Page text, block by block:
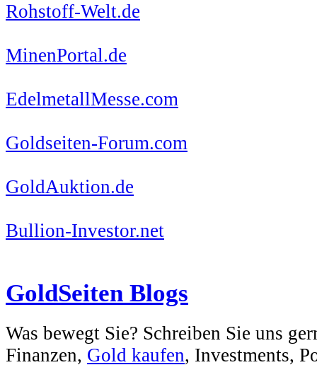
Rohstoff-Welt.de
MinenPortal.de
EdelmetallMesse.com
Goldseiten-Forum.com
GoldAuktion.de
Bullion-Investor.net
GoldSeiten Blogs
Was bewegt Sie? Schreiben Sie uns
Finanzen, Gold kaufen, Investments,